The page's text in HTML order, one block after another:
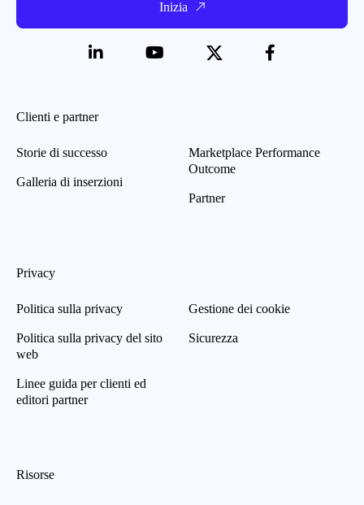
Inizia
Clienti e partner
Storie di successo
Galleria di inserzioni
Marketplace Performance
Outcome
Partner
Privacy
Politica sulla privacy
Politica sulla privacy del sito
web
Linee guida per clienti ed
editori partner
Gestione dei cookie
Sicurezza
Risorse